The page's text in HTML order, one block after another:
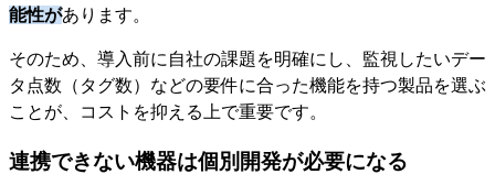
能性があります。
そのため、導入前に自社の課題を明確にし、監視したいデー
タ点数（タグ数）などの要件に合った機能を持つ製品を選ぶ
ことが、コストを抑える上で重要です。
連携できない機器は個別開発が必要になる